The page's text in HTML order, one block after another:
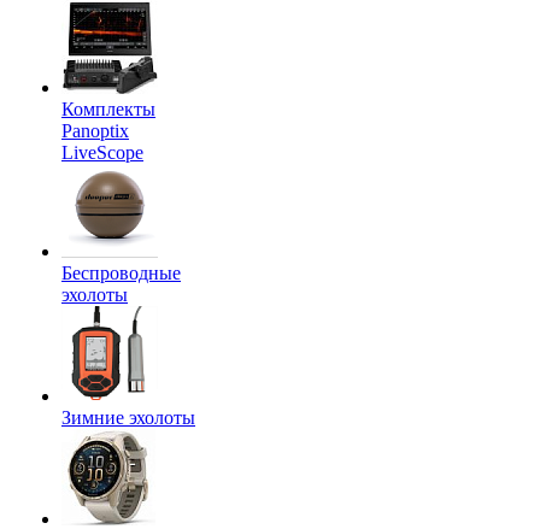
Комплекты
Panoptix
LiveScope
Беспроводные
эхолоты
Зимние эхолоты